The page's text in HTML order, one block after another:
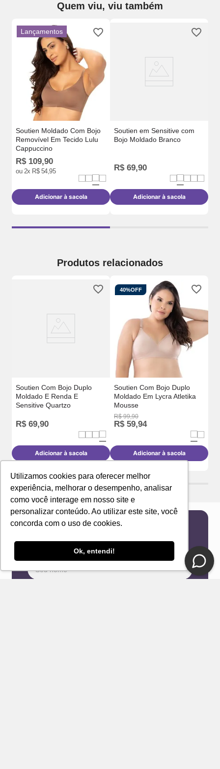
Utilizamos cookies para oferecer melhor
experiência, melhorar o desempenho, analisar
como você interage em nosso site e
personalizar conteúdo. Ao utilizar este site, você
concorda com o uso de cookies.
Ok, entendi!
Quem viu, viu também
Lançamentos
Soutien Moldado Com Bojo
Removível Em Tecido Lulu
Cappuccino
R$ 109,90
ou 2x R$ 54,95
Adicionar à sacola
Soutien em Sensitive com
Bojo Moldado Branco
R$ 69,90
Adicionar à sacola
Produtos relacionados
Soutien Com Bojo Duplo
Moldado E Renda E
Sensitive Quartzo
R$ 69,90
Adicionar à sacola
40%OFF
Soutien Com Bojo Duplo
Moldado Em Lycra Atletika
Mousse
R$ 99,90
R$ 59,94
Adicionar à sacola
e-mail!